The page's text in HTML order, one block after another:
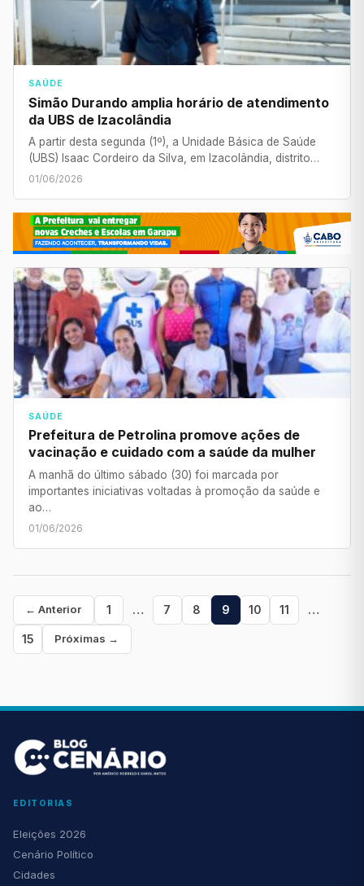
SAÚDE
Simão Durando amplia horário de atendimento
da UBS de Izacolândia
A partir desta segunda (1º), a Unidade Básica de Saúde
(UBS) Isaac Cordeiro da Silva, em Izacolândia, distrito…
01/06/2026
SAÚDE
Prefeitura de Petrolina promove ações de
vacinação e cuidado com a saúde da mulher
A manhã do último sábado (30) foi marcada por
importantes iniciativas voltadas à promoção da saúde e
ao…
01/06/2026
Paginação
de
← Anterior 1 … 7 8 9 10 11 …
15 Próximas →
EDITORIAS
Eleições 2026
Cenário Político
Cidades